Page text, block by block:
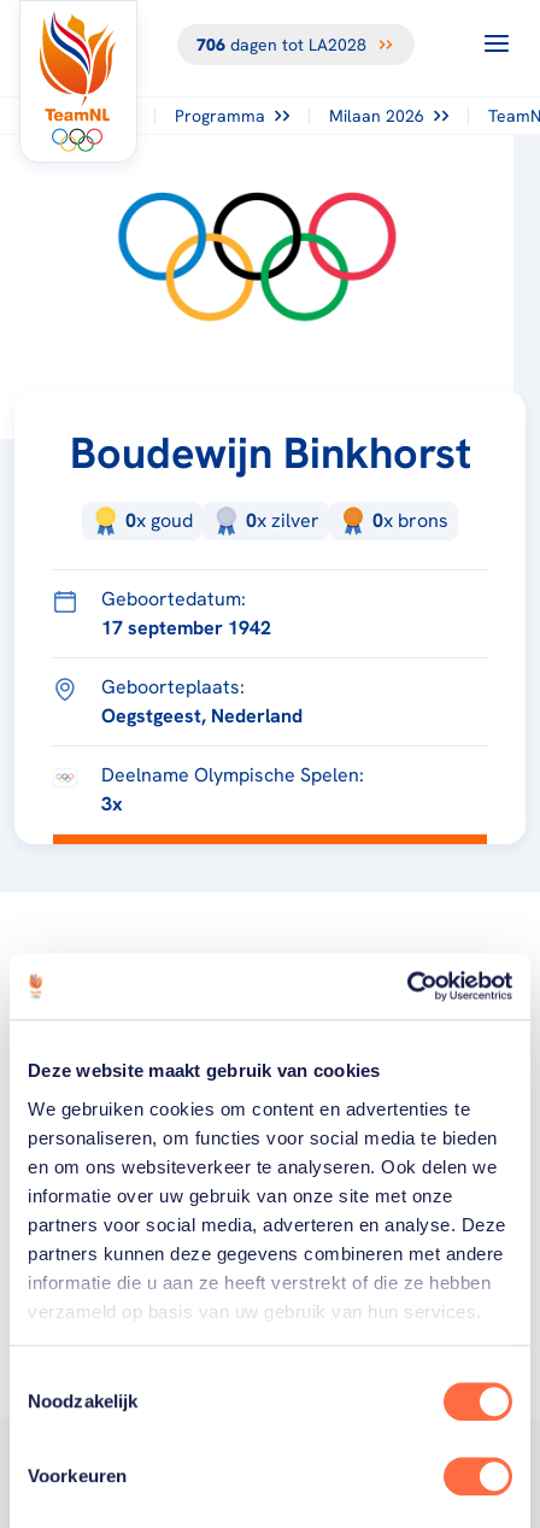
Deze website maakt gebruik van cookies
We gebruiken cookies om content en advertenties te
personaliseren, om functies voor social media te bieden
en om ons websiteverkeer te analyseren. Ook delen we
informatie over uw gebruik van onze site met onze
partners voor social media, adverteren en analyse. Deze
partners kunnen deze gegevens combineren met andere
informatie die u aan ze heeft verstrekt of die ze hebben
verzameld op basis van uw gebruik van hun services.
Noodzakelijk
Voorkeuren
706dagen tot LA2028
Programma Milaan 2026
Boudewijn Binkhorst
0x goud 0xzilver 0x brons
Geboortedatum:
17 september 1942
Geboorteplaats:
Oegstgeest, Nederland
Deelname Olympische Spelen:
3x
Welke Nederlanders hebben er
ooit meegedaan aan de
Olympische Spelen?